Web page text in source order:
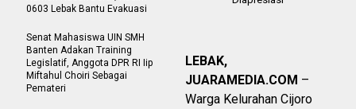
LEBAK,
JUARAMEDIA.COM –
Warga Kelurahan Cijoro
0603 Lebak Bantu Evakuasi
Senat Mahasiswa UIN SMH
Banten Adakan Training
Legislatif, Anggota DPR RI Iip
Miftahul Choiri Sebagai
Pemateri